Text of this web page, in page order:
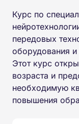
Курс по
передовых
оборудования
Этот курс
возраста и
необходимую
повышения